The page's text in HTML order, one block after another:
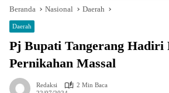
Beranda Nasional Daerah
Daerah
Pj Bupati Tangerang Hadiri
Pernikahan Massal
Redaksi
2 Min Baca